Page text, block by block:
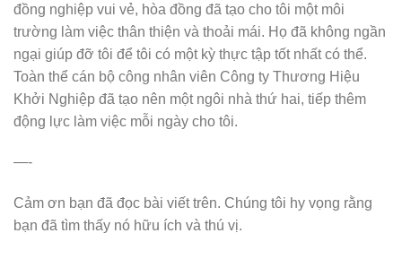
đồng nghiệp vui vẻ, hòa đồng đã tạo cho tôi một môi
trường làm việc thân thiện và thoải mái. Họ đã không ngần
ngại giúp đỡ tôi để tôi có một kỳ thực tập tốt nhất có thể.
Toàn thể cán bộ công nhân viên Công ty Thương Hiệu
Khởi Nghiệp đã tạo nên một ngôi nhà thứ hai, tiếp thêm
động lực làm việc mỗi ngày cho tôi.
—-
Cảm ơn bạn đã đọc bài viết trên. Chúng tôi hy vọng rằng
bạn đã tìm thấy nó hữu ích và thú vị.